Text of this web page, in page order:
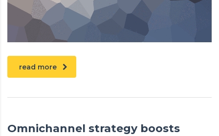
read more
Omnichannel strategy boosts